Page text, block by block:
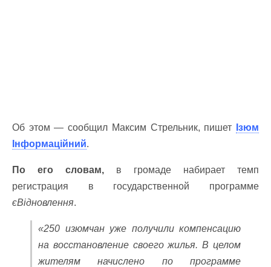
Об этом — сообщил Максим Стрельник, пишет
Ізюм
Інформаційний.
По его словам, в громаде набирает темп
регистрация в государственной программе
єВідновлення.
«250 изюмчан уже получили компенсацию
на восстановление своего жилья. В целом
жителям начислено по программе